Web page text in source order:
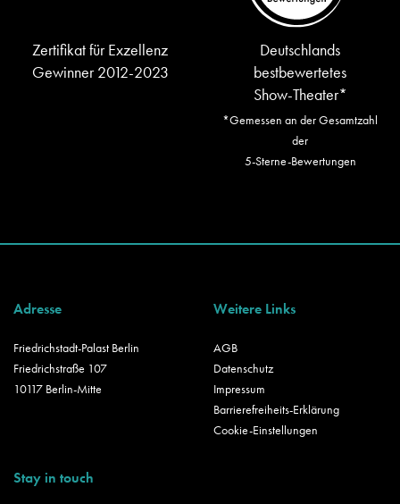
Zertifikat für Exzellenz
Gewinner 2012-2023
Deutschlands
bestbewertetes
Show-Theater*
*Gemessen an der Gesamtzahl
der
5-Sterne-Bewertungen
Adresse
Friedrichstadt-Palast Berlin
Friedrichstraße 107
10117 Berlin-Mitte
Weitere Links
AGB
Datenschutz
Impressum
Barrierefreiheits-Erklärung
Cookie-Einstellungen
Stay in touch